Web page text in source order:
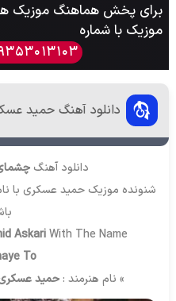
برای پخش هماهنگ موزیک
موزیک با شماره
دانلود آهنگ حمید
دانلود آهنگ
شنونده موزیک حمید عسکری با
AskariWith The Name
To
» نام هنرمند : حمید